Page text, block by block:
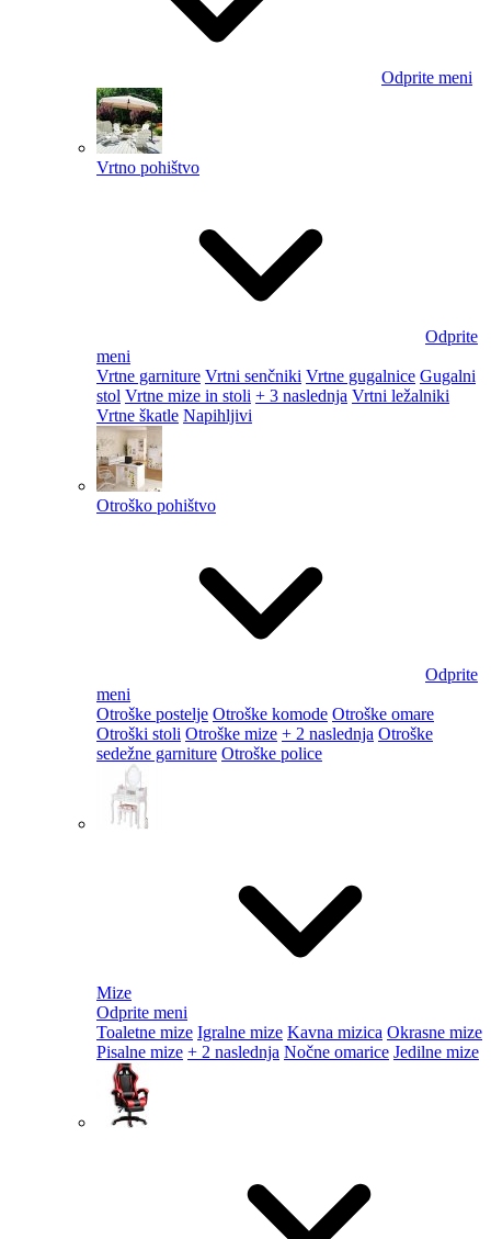
Odprite meni
Vrtno pohištvo
Odprite
meni
Vrtne garniture Vrtni senčniki Vrtne gugalnice Gugalni
stol Vrtne mize in stoli + 3 naslednja Vrtni ležalniki
Vrtne škatle Napihljivi
Otroško pohištvo
Odprite
meni
Otroške postelje Otroške komode Otroške omare
Otroški stoli Otroške mize + 2 naslednja Otroške
sedežne garniture Otroške police
Mize
Odprite meni
Toaletne mize Igralne mize Kavna mizica Okrasne mize
Pisalne mize + 2 naslednja Nočne omarice Jedilne mize